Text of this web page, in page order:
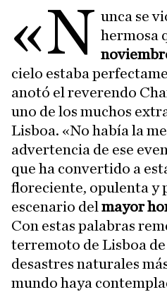
«N unca se
hermosa
cielo estaba
anotó el reverendo
uno de los muchos
Lisboa. «No había la
advertencia de ese
que ha convertido a
floreciente, opulenta y
escenario del mayor
Con estas palabras
terremoto de Lisboa de
desastres naturales
mundo haya